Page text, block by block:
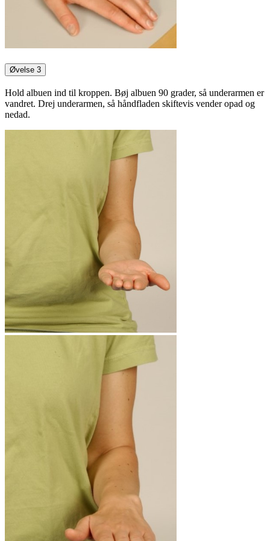
Øvelse 3
Hold albuen ind til kroppen. Bøj albuen 90 grader, så underarmen er
vandret. Drej underarmen, så håndfladen skiftevis vender opad og
nedad.